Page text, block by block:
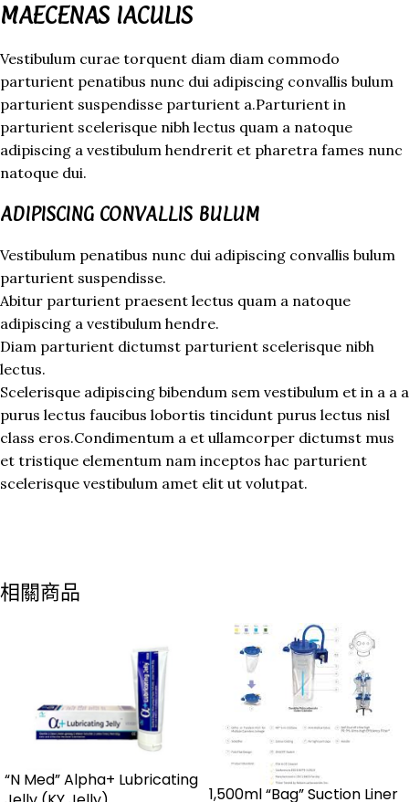
MAECENAS IACULIS
Vestibulum curae torquent diam diam commodo
parturient penatibus nunc dui adipiscing convallis bulum
parturient suspendisse parturient a.Parturient in
parturient scelerisque nibh lectus quam a natoque
adipiscing a vestibulum hendrerit et pharetra fames nunc
natoque dui.
ADIPISCING CONVALLIS BULUM
Vestibulum penatibus nunc dui adipiscing convallis bulum
parturient suspendisse.
Abitur parturient praesent lectus quam a natoque
adipiscing a vestibulum hendre.
Diam parturient dictumst parturient scelerisque nibh
lectus.
Scelerisque adipiscing bibendum sem vestibulum et in a a a
purus lectus faucibus lobortis tincidunt purus lectus nisl
class eros.Condimentum a et ullamcorper dictumst mus
et tristique elementum nam inceptos hac parturient
scelerisque vestibulum amet elit ut volutpat.
相關商品
“N Med” Alpha+ Lubricating
1,500ml “Bag” Suction Liner